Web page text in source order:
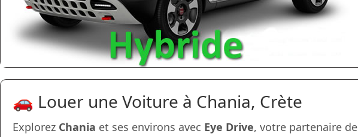
🚗 Louer une Voiture à Chania, Crète
Explorez Chania et ses environs avec Eye Drive, votre partenaire de